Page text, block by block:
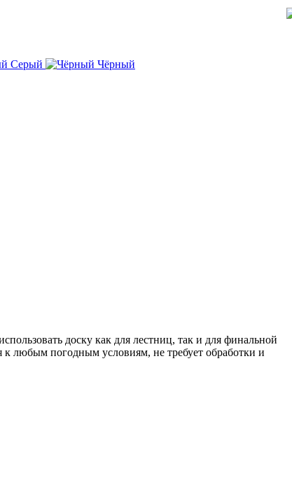
Серый
Чёрный
доску как для лестниц, так и для финальной
к любым погодным условиям, не требует обработки и